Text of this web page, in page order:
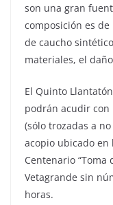
son una gran
composición es
de caucho
materiales, el
El Quinto
podrán acudir con
(sólo trozadas a
acopio ubicado en
Centenario “Toma
Vetagrande sin
horas.